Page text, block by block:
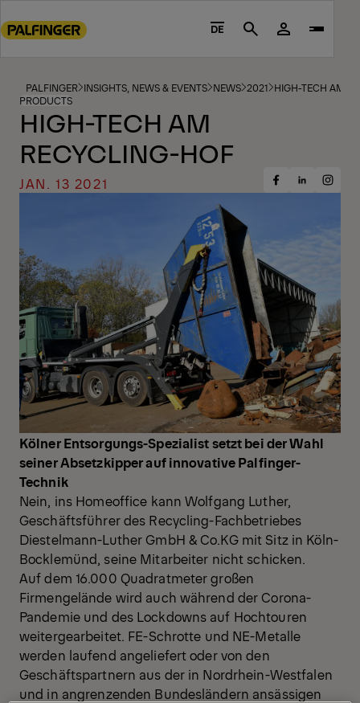
to
footer
content
DE Search
PALFINGER INSIGHTS, NEWS & EVENTS NEWS 2021 HIGH-TECH AM
PRODUCTS
HIGH-TECH AM
RECYCLING-HOF
JAN. 13 2021
ShareShareShare
Kölner Entsorgungs-Spezialist setzt bei der Wahl
seiner Absetzkipper auf innovative Palfinger-
Technik
Nein, ins Homeoffice kann Wolfgang Luther,
Geschäftsführer des Recycling-Fachbetriebes
Diestelmann-Luther GmbH & Co.KG mit Sitz in Köln-
Bocklemünd, seine Mitarbeiter nicht schicken.
Auf dem 16.000 Quadratmeter großen
Firmengelände wird auch während der Corona-
Pandemie und des Lockdowns auf Hochtouren
weitergearbeitet. FE-Schrotte und NE-Metalle
werden laufend angeliefert oder von den
Geschäftspartnern aus der in Nordrhein-Westfalen
und in angrenzenden Bundesländern ansässigen